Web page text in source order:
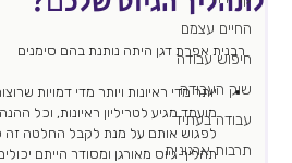
החיים עצמם
חיפוש עבודה
שוק העבודה
עבודה בעתיד
תרבות ארגונית
רבנית אפרת דגן היתה נותנת בהם סימנים
יותר מדי ראיונות ויותר מדי דמויות
מועמד מגיע לטריליון ראיונות, וכל
לפגוש אותם על מנת לקבל החלטה זה
תהליך גיוס מאורגן ומסודר הייתם